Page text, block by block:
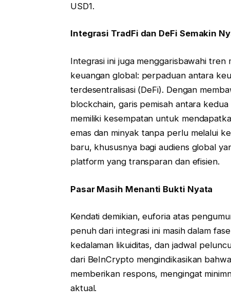
USD1.
Integrasi TradFi dan DeFi Semakin
Integrasi ini juga menggarisbawahi
keuangan global: perpaduan antara
terdesentralisasi (DeFi). Dengan
blockchain, garis pemisah antara
memiliki kesempatan untuk
emas dan minyak tanpa perlu melalui
baru, khususnya bagi audiens global
platform yang transparan dan efisien.
Pasar Masih Menanti Bukti Nyata
Kendati demikian, euforia atas
penuh dari integrasi ini masih dalam
kedalaman likuiditas, dan jadwal
dari BeInCrypto mengindikasikan
memberikan respons, mengingat
aktual.